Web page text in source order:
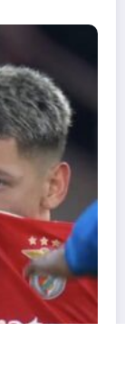
não foi
Respeito
Carlos Antonio